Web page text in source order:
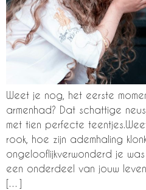
Weet je nog, het eerste
armenhad? Dat schattige
met tien perfecte
rook, hoe zijn ademhaling
ongelooflijkverwonderd je
een onderdeel van jouw
[…]